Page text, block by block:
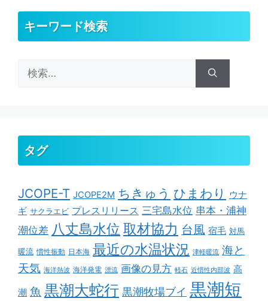
キーワード検索
索:
タグ
JCOPE-T JCOPE2M ちきゅう ひまわり
ウナ
ギ サクラエビ プレスリリース 三宅島水位 串本・浦神
潮位差 八丈島水位 取材協力 台風 宿毛 対馬
暖流 慣性振動 日本海 最近の水温状況 津軽暖流 海と
天気 海洋熱波 海洋発電 漂流 画像の見方 軽石 近慣性内部波 高
潮 魚 黒潮大蛇行 黒潮牧場ブイ 黒潮短